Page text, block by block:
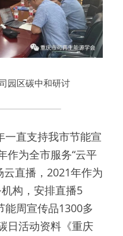
园区碳中和研讨
一直支持我市节能宣
作为全市服务“云平
云直播，2021年作为
构，安排直播5
能周宣传品1300多
日活动资料《重庆